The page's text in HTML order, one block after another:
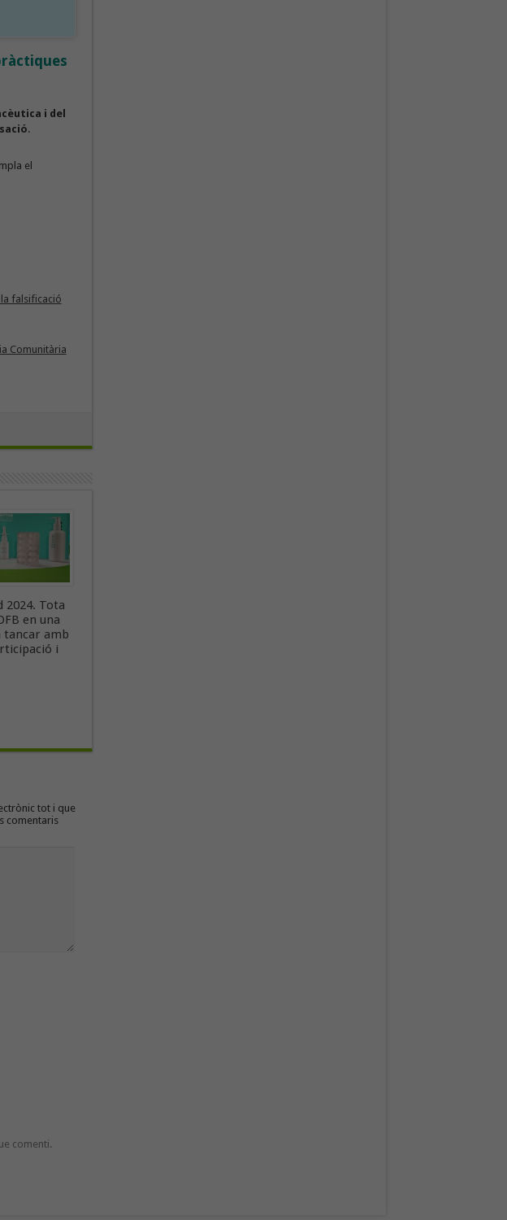
i del
.
el
falsificació
Comunitària
Tota
en una
tancar amb
i
tot i que
comentaris
comenti.